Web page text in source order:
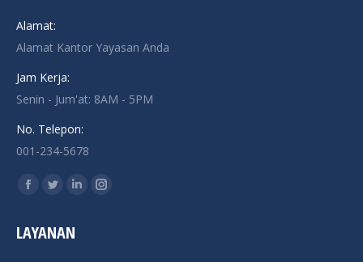
Alamat:
Alamat Kantor Yayasan Anda
Jam Kerja:
Senin - Jum'at: 8AM - 5PM
No. Telepon:
001-234-5678
Find us on:
Facebook
opens
Twitter
opens
LinkedinInstagram
LAYANAN